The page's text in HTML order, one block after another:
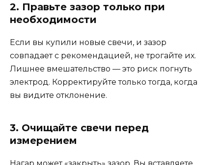
2. Правьте зазор только при
необходимости
Если вы купили новые свечи, и зазор
совпадает с рекомендацией, не трогайте их.
Лишнее вмешательство — это риск погнуть
электрод. Корректируйте только тогда, когда
вы видите отклонение.
3. Очищайте свечи перед
измерением